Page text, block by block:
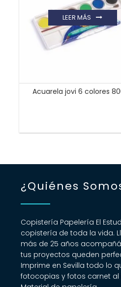
Acuarela jovi 6 colores
LEER MÁS
¿Quiénes
Copistería Papelería El
copistería de toda la vida.
más de 25 años
tus proyectos queden
Imprime en Sevilla todo lo
fotocopias y fotos carnet al